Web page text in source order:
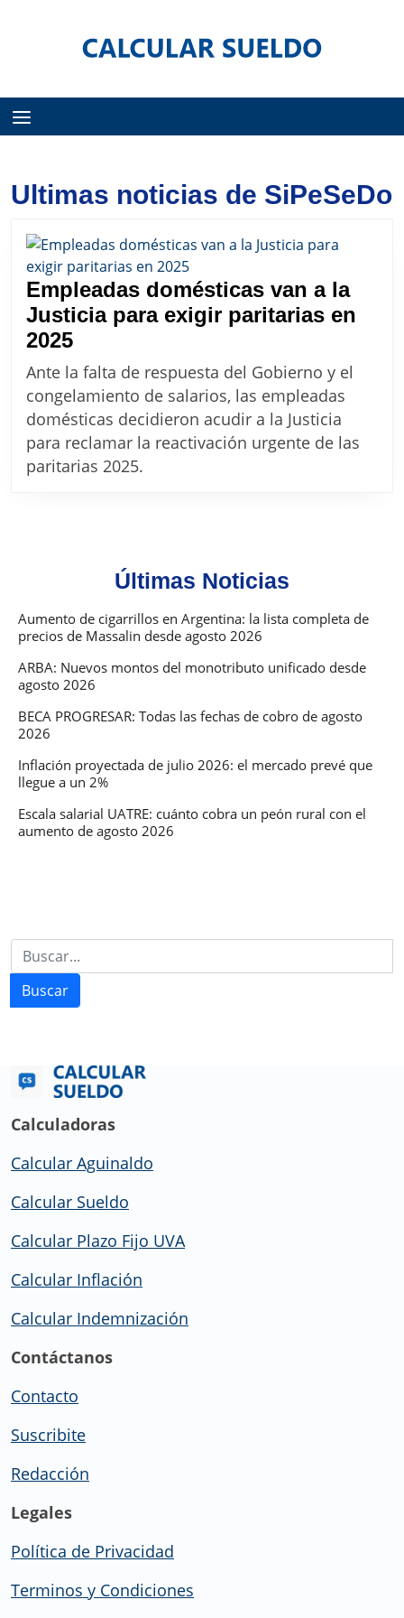
Ultimas noticias de SiPeSeDo
Empleadas domésticas van a la
Justicia para exigir paritarias en
2025Empleadas
domésticas
van
a
la
Justicia
2025
Ante la falta de respuesta del Gobierno y el
congelamiento de salarios, las empleadas
domésticas decidieron acudir a la Justicia
para reclamar la reactivación urgente de las
paritarias 2025.
Últimas Noticias
Aumento de cigarrillos en Argentina: la lista completa de
precios de Massalin desde agosto 2026
ARBA: Nuevos montos del monotributo unificado desde
agosto 2026
BECA PROGRESAR: Todas las fechas de cobro de agosto
2026
Inflación proyectada de julio 2026: el mercado prevé que
llegue a un 2%
Escala salarial UATRE: cuánto cobra un peón rural con el
aumento de agosto 2026
Buscar
Calculadoras
Calcular Aguinaldo
Calcular Sueldo
Calcular Plazo Fijo UVA
Calcular Inflación
Calcular Indemnización
Contáctanos
Contacto
Suscribite
Redacción
Legales
Política de Privacidad
Terminos y Condiciones